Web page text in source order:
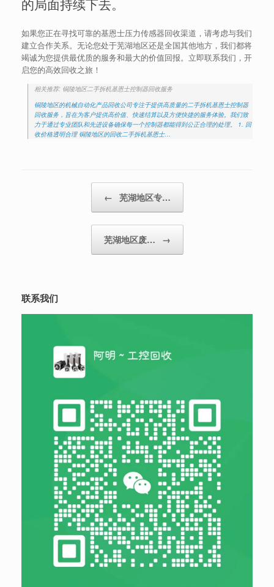
如果您正在寻找可靠的基恩士压力传感器回收渠道，请考虑与我们
建立合作关系。无论您处于芜湖地区还是全国其他地方，我们都将
竭诚为您提供最优质的服务和最大的价值回报。立即联系我们，开
启您的高效回收之旅！
相关推荐: 铜陵地区二手拆机基恩士控制器回收服务
铜陵地区的机械自动化产品回收公司专注于提供高质量的二手拆机基恩士控制器
回收服务，旨在为客户提供高价值、快速结算以及方便快捷的服务体验。我们致
力于通过专业团队和先进设备确保每一个控制器都能得到公正合理的处理。 1. 回
收价格透明合理 铜陵地区的回收二手拆机基恩士…
← 芜湖地区专…
芜湖地区废… →
联系我们